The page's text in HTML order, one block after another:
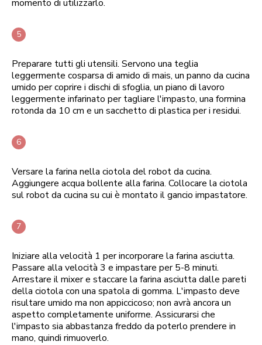
momento di utilizzarlo.
Preparare tutti gli utensili. Servono una teglia
leggermente cosparsa di amido di mais, un panno da cucina
umido per coprire i dischi di sfoglia, un piano di lavoro
leggermente infarinato per tagliare l'impasto, una formina
rotonda da 10 cm e un sacchetto di plastica per i residui.
Versare la farina nella ciotola del robot da cucina.
Aggiungere acqua bollente alla farina. Collocare la ciotola
sul robot da cucina su cui è montato il gancio impastatore.
Iniziare alla velocità 1 per incorporare la farina asciutta.
Passare alla velocità 3 e impastare per 5-8 minuti.
Arrestare il mixer e staccare la farina asciutta dalle pareti
della ciotola con una spatola di gomma. L'impasto deve
risultare umido ma non appiccicoso; non avrà ancora un
aspetto completamente uniforme. Assicurarsi che
l'impasto sia abbastanza freddo da poterlo prendere in
mano, quindi rimuoverlo.